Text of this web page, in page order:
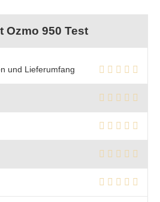
Ozmo 950 Test
und Lieferumfang